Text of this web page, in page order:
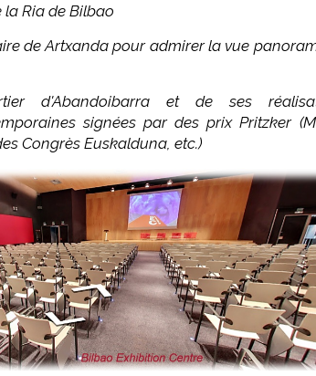
Ria de Bilbao
de Artxanda pour admirer la vue
d'Abandoibarra et de ses
signées par des prix Pritzker
Congrès Euskalduna, etc.)